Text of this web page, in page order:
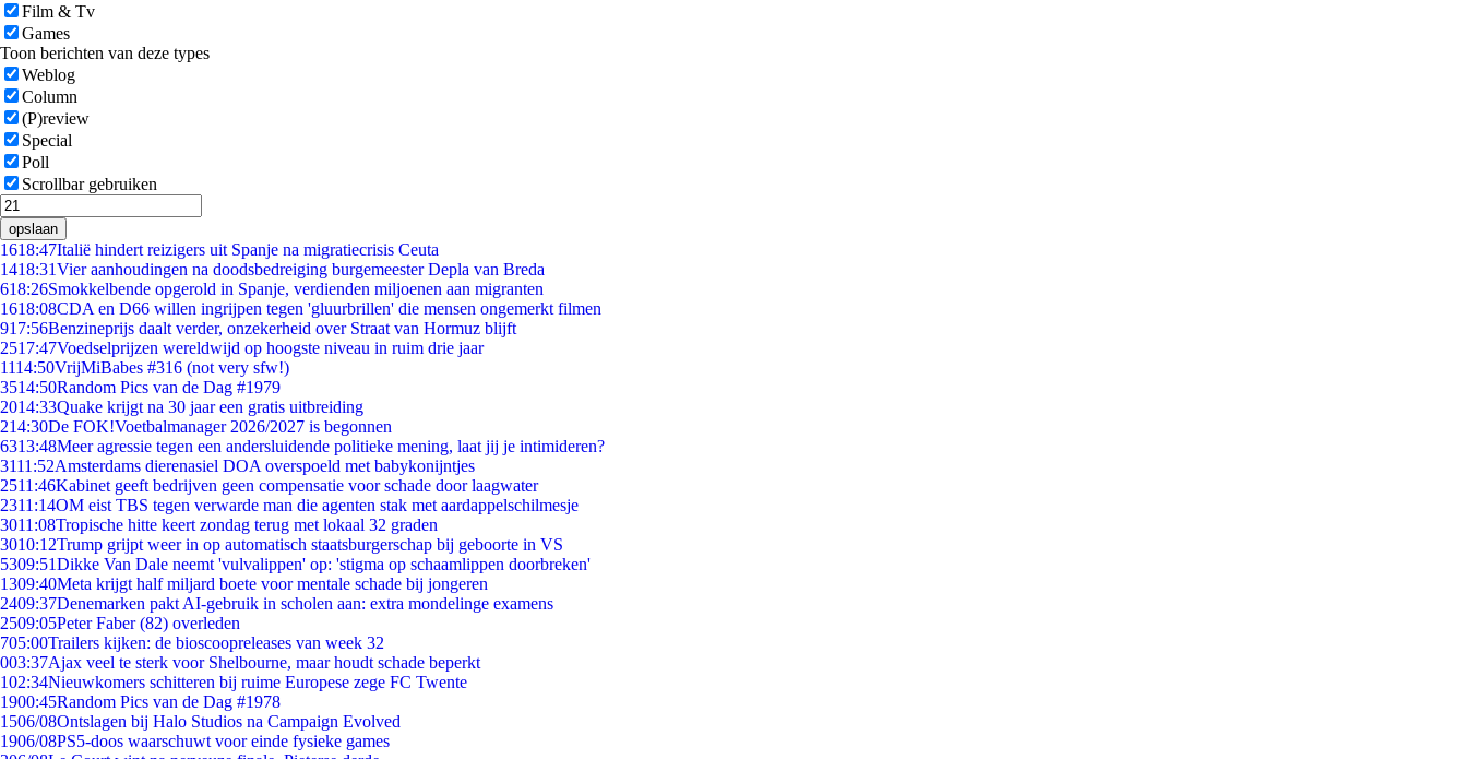
Film & Tv
Games
Toon berichten van deze types
Weblog
Column
(P)review
Special
Poll
Scrollbar gebruiken
opslaan
1618:47Italië hindert reizigers uit Spanje na migratiecrisis Ceuta
1418:31Vier aanhoudingen na doodsbedreiging burgemeester Depla van Breda
618:26Smokkelbende opgerold in Spanje, verdienden miljoenen aan migranten
1618:08CDA en D66 willen ingrijpen tegen 'gluurbrillen' die mensen ongemerkt filmen
917:56Benzineprijs daalt verder, onzekerheid over Straat van Hormuz blijft
2517:47Voedselprijzen wereldwijd op hoogste niveau in ruim drie jaar
1114:50VrijMiBabes #316 (not very sfw!)
3514:50Random Pics van de Dag #1979
2014:33Quake krijgt na 30 jaar een gratis uitbreiding
214:30De FOK!Voetbalmanager 2026/2027 is begonnen
6313:48Meer agressie tegen een andersluidende politieke mening, laat jij je intimideren?
3111:52Amsterdams dierenasiel DOA overspoeld met babykonijntjes
2511:46Kabinet geeft bedrijven geen compensatie voor schade door laagwater
2311:14OM eist TBS tegen verwarde man die agenten stak met aardappelschilmesje
3011:08Tropische hitte keert zondag terug met lokaal 32 graden
3010:12Trump grijpt weer in op automatisch staatsburgerschap bij geboorte in VS
5309:51Dikke Van Dale neemt 'vulvalippen' op: 'stigma op schaamlippen doorbreken'
1309:40Meta krijgt half miljard boete voor mentale schade bij jongeren
2409:37Denemarken pakt AI-gebruik in scholen aan: extra mondelinge examens
2509:05Peter Faber (82) overleden
705:00Trailers kijken: de bioscoopreleases van week 32
003:37Ajax veel te sterk voor Shelbourne, maar houdt schade beperkt
102:34Nieuwkomers schitteren bij ruime Europese zege FC Twente
1900:45Random Pics van de Dag #1978
1506/08Ontslagen bij Halo Studios na Campaign Evolved
1906/08PS5-doos waarschuwt voor einde fysieke games